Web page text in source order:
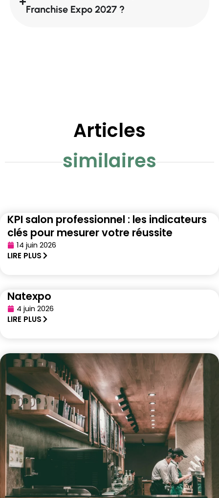
Franchise Expo 2027 ?
Articles
similaires
KPI salon professionnel : les indicateurs
clés pour mesurer votre réussite
14 juin 2026
LIRE PLUS
Natexpo
4 juin 2026
LIRE PLUS